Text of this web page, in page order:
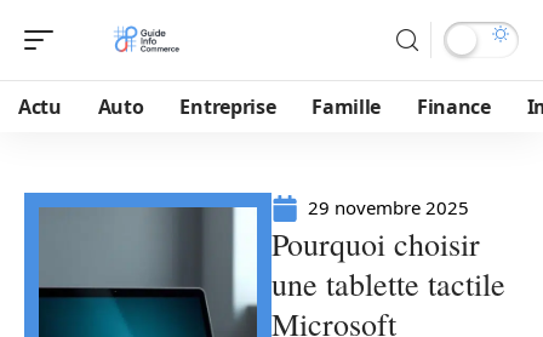
Actu Auto Entreprise Famille Finance
29 novembre 2025
Pourquoi choisir
une tablette tactile
Microsoft